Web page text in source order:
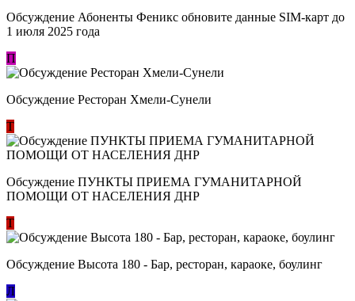
Обсуждение Абоненты Феникс обновите данные SIM-карт до
1 июля 2025 года
П
Обсуждение Ресторан Хмели-Сунели
Т
Обсуждение ​ПУНКТЫ ПРИЕМА ГУМАНИТАРНОЙ
ПОМОЩИ ОТ НАСЕЛЕНИЯ ДНР
Т
Обсуждение Высота 180 - Бар, ресторан, караоке, боулинг
Л